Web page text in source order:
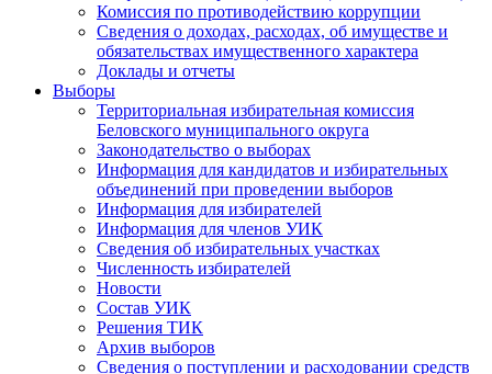
Комиссия по противодействию коррупции
Сведения о доходах, расходах, об имуществе и
обязательствах имущественного характера
Доклады и отчеты
Выборы
Территориальная избирательная комиссия
Беловского муниципального округа
Законодательство о выборах
Информация для кандидатов и избирательных
объединений при проведении выборов
Информация для избирателей
Информация для членов УИК
Сведения об избирательных участках
Численность избирателей
Новости
Состав УИК
Решения ТИК
Архив выборов
Сведения о поступлении и расходовании средств